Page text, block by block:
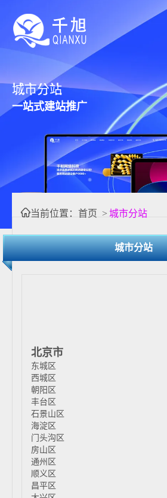
城市分站
一站式建站推广
当前位置： 首页 > 城市分站
城市分站
北京市
东城区
西城区
朝阳区
丰台区
石景山区
海淀区
门头沟区
房山区
通州区
顺义区
昌平区